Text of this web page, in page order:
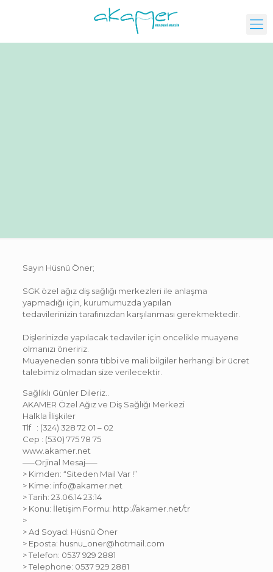
Sayın Hüsnü Öner;
SGK özel ağız diş sağlığı merkezleri ile anlaşma
yapmadığı için, kurumumuzda yapılan
tedavilerinizin tarafınızdan karşılanması gerekmektedir.
Dişlerinizde yapılacak tedaviler için öncelikle muayene
olmanızı öneririz.
Muayeneden sonra tıbbi ve mali bilgiler herhangi bir ücret
talebimiz olmadan size verilecektir.
Sağlıklı Günler Dileriz..
AKAMER Özel Ağız ve Diş Sağlığı Merkezi
Halkla İlişkiler
Tlf : (324) 328 72 01 – 02
Cep : (530) 775 78 75
www.akamer.net
—–Orjinal Mesaj—–
> Kimden: “Siteden Mail Var !”
> Kime: info@akamer.net
> Tarih: 23.06.14 23:14
> Konu: İletişim Formu: http://akamer.net/tr
>
> Ad Soyad: Hüsnü Öner
> Eposta: husnu_oner@hotmail.com
> Telefon: 0537 929 2881
> Telephone: 0537 929 2881